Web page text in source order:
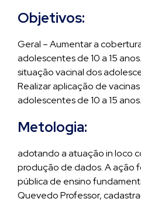
Objetivos:
Geral – Aumentar a
adolescentes de 10 a 15
situação vacinal dos
Realizar aplicação de
adolescentes de 10 a 15 anos.
Metologia:
adotando a atuação in loco
produção de dados. A ação
pública de ensino
Quevedo Professor,